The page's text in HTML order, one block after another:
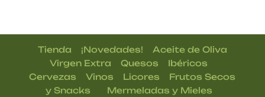
Tienda ¡Novedades!
Aceite de Oliva
Virgen Extra
|Quesos Ibéricos
Cervezas |Vinos Licores
Frutos Secos
y Snacks
Mermeladas y Mieles